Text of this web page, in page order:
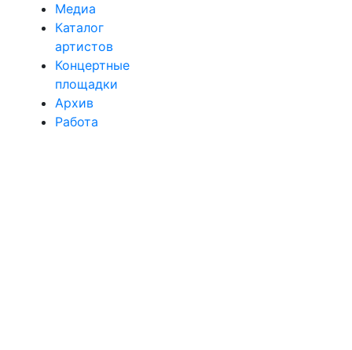
Медиа
Каталог
артистов
Концертные
площадки
Архив
Работа